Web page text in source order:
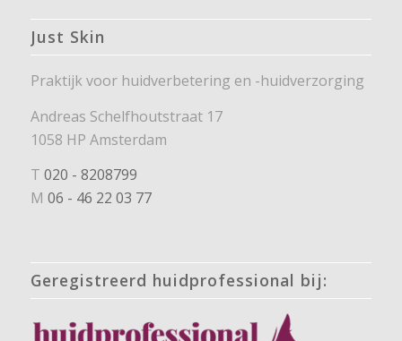
Just Skin
Praktijk voor huidverbetering en -huidverzorging
Andreas Schelfhoutstraat 17
1058 HP Amsterdam
T 020 - 8208799
M 06 - 46 22 03 77
Geregistreerd huidprofessional bij: